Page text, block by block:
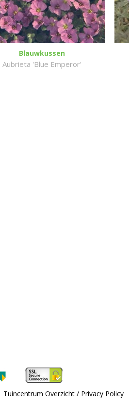
Blauwkussen
Aubrieta 'Blue Emperor'
Tuincentrum Overzicht/ Privacy Policy